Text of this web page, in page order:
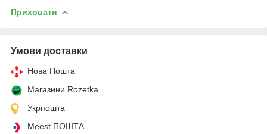
Приховати
Умови доставки
Нова Пошта
Магазини Rozetka
Укрпошта
Meest ПОШТА